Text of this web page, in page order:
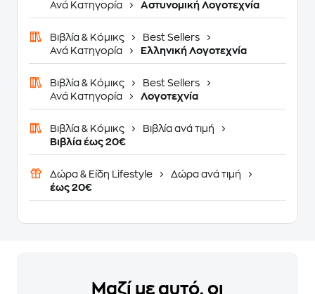
Ανά Κατηγορία
Αστυνομική Λογοτεχνία
Βιβλία & Κόμικς
Best Sellers
Ανά Κατηγορία
Ελληνική Λογοτεχνία
Βιβλία & Κόμικς
Best Sellers
Ανά Κατηγορία
Λογοτεχνία
Βιβλία & Κόμικς
Βιβλία ανά τιμή
Βιβλία έως 20€
Δώρα & Είδη Lifestyle
Δώρα ανά τιμή
έως 20€
Μαζί με αυτό, οι